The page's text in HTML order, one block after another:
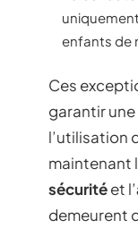
enfants de
Ces
garantir
l’utilisation
maintenant
sécuritéet l’
demeurent